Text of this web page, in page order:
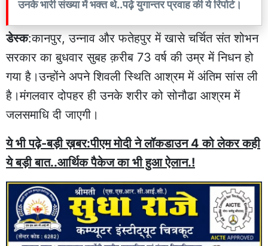
उनके भारी संख्या में भक्त थे..पढ़े युगान्तर प्रवाह की ये रिपोर्ट।
डेस्क:कानपुर, उन्नाव और फतेहपुर में खासे चर्चित संत शोभन
सरकार का बुधवार सुबह क़रीब 73 वर्ष की उम्र में निधन हो
गया है।उन्होंने अपने शिवली स्थिति आश्रम में अंतिम सांस ली
है।मंगलवार दोपहर ही उनके शरीर को सोनौढा आश्रम में
जलसमाधि दी जाएगी।
ये भी पढ़े-बड़ी ख़बर:पीएम मोदी ने लॉकडाउन 4 को लेकर कही
ये बड़ी बात..आर्थिक पैकेज का भी हुआ ऐलान.!